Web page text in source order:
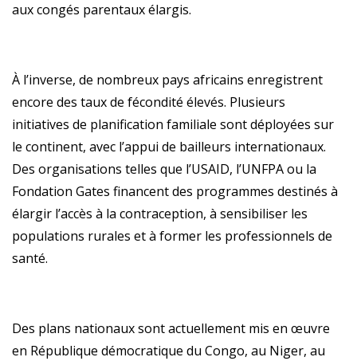
aux congés parentaux élargis.
À l’inverse, de nombreux pays africains enregistrent
encore des taux de fécondité élevés. Plusieurs
initiatives de planification familiale sont déployées sur
le continent, avec l’appui de bailleurs internationaux.
Des organisations telles que l’USAID, l’UNFPA ou la
Fondation Gates financent des programmes destinés à
élargir l’accès à la contraception, à sensibiliser les
populations rurales et à former les professionnels de
santé.
Des plans nationaux sont actuellement mis en œuvre
en République démocratique du Congo, au Niger, au